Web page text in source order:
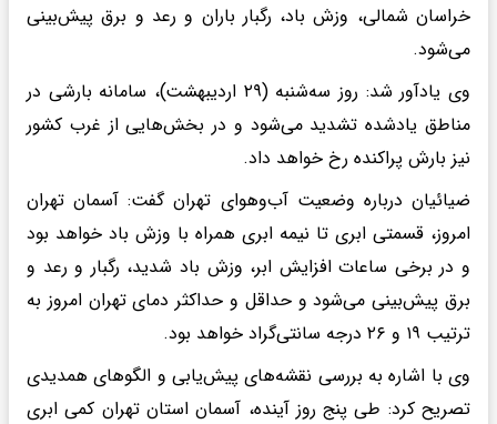
خراسان شمالی، وزش باد، رگبار باران و رعد و برق پیش‌بینی
می‌شود.
وی یادآور شد: روز سه‌شنبه (۲۹ اردیبهشت)، سامانه بارشی در
مناطق یادشده تشدید می‌شود و در بخش‌هایی از غرب کشور
نیز بارش پراکنده رخ خواهد داد.
ضیائیان درباره وضعیت آب‌وهوای تهران گفت: آسمان تهران
امروز، قسمتی ابری تا نیمه ابری همراه با وزش باد خواهد بود
و در برخی ساعات افزایش ابر، وزش باد شدید، رگبار و رعد و
برق پیش‌بینی می‌شود و حداقل و حداکثر دمای تهران امروز به
ترتیب ۱۹ و ۲۶ درجه سانتی‌گراد خواهد بود.
وی با اشاره به بررسی نقشه‌های پیش‌یابی و الگوهای همدیدی
تصریح کرد: طی پنج روز آینده، آسمان استان تهران کمی ابری